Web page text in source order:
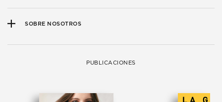
SOBRE NOSOTROS
PUBLICACIONES